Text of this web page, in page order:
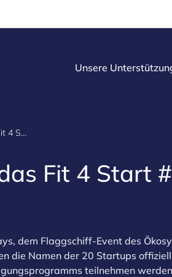
Unsere
20 Startups für das Fit 4 Start #14 Programm ausgewählt
Fit 4 Start
dem Flaggschiff-Event des
die Namen der 20 Startups
teilnehmen